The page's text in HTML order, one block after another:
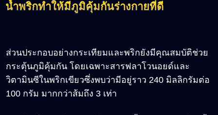
น้ำพริกทำให้มีภูมิคุ้มกันร่างกายที่ดี
ส่วนประกอบอย่างกระเทียมและพริกยังมีคุณสมบัติช่วย
กระตุ้นภูมิคุ้มกัน โดยเฉพาะสารฟลาโวนอยด์และ
วิตามินซีในพริกเขียวซึ่งพบว่ามีอยู่ราว 240 มิลลิกรัมต่อ
100 กรัม มากกว่าส้มถึง 3 เท่า